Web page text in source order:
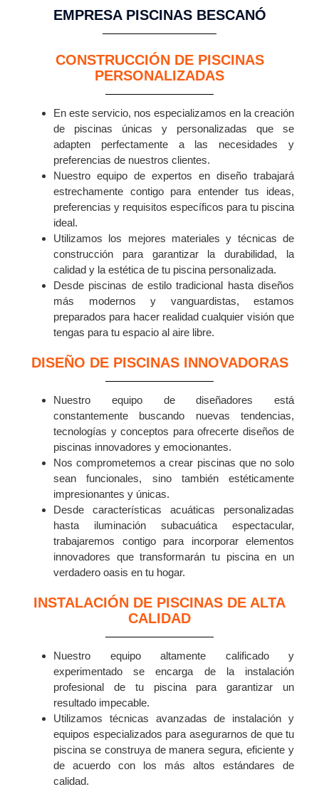
EMPRESA PISCINAS BESCANÓ
CONSTRUCCIÓN DE PISCINAS
PERSONALIZADAS
En este servicio, nos especializamos en la creación
de piscinas únicas y personalizadas que se
adapten perfectamente a las necesidades y
preferencias de nuestros clientes.
Nuestro equipo de expertos en diseño trabajará
estrechamente contigo para entender tus ideas,
preferencias y requisitos específicos para tu piscina
ideal.
Utilizamos los mejores materiales y técnicas de
construcción para garantizar la durabilidad, la
calidad y la estética de tu piscina personalizada.
Desde piscinas de estilo tradicional hasta diseños
más modernos y vanguardistas, estamos
preparados para hacer realidad cualquier visión que
tengas para tu espacio al aire libre.
DISEÑO DE PISCINAS INNOVADORAS
Nuestro equipo de diseñadores está
constantemente buscando nuevas tendencias,
tecnologías y conceptos para ofrecerte diseños de
piscinas innovadores y emocionantes.
Nos comprometemos a crear piscinas que no solo
sean funcionales, sino también estéticamente
impresionantes y únicas.
Desde características acuáticas personalizadas
hasta iluminación subacuática espectacular,
trabajaremos contigo para incorporar elementos
innovadores que transformarán tu piscina en un
verdadero oasis en tu hogar.
INSTALACIÓN DE PISCINAS DE ALTA
CALIDAD
Nuestro equipo altamente calificado y
experimentado se encarga de la instalación
profesional de tu piscina para garantizar un
resultado impecable.
Utilizamos técnicas avanzadas de instalación y
equipos especializados para asegurarnos de que tu
piscina se construya de manera segura, eficiente y
de acuerdo con los más altos estándares de
calidad.